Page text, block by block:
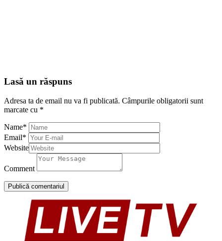
Lasă un răspuns
Adresa ta de email nu va fi publicată. Câmpurile obligatorii sunt
marcate cu *
Name*
Email*
Website
Comment